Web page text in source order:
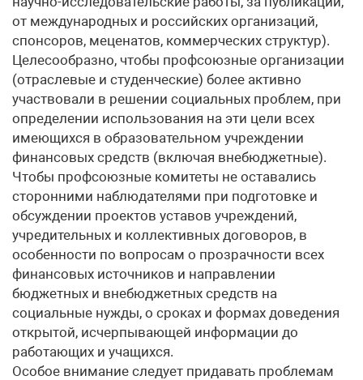
от международных и российских организаций,
спонсоров, меценатов, коммерческих структур).
Целесообразно, чтобы профсоюзные организации
(отраслевые и студенческие) более активно
участвовали в решении социальных проблем, при
определении использования на эти цели всех
имеющихся в образовательном учреждении
финансовых средств (включая внебюджетные).
Чтобы профсоюзные комитеты не оставались
сторонними наблюдателями при подготовке и
обсуждении проектов уставов учреждений,
учредительных и коллективных договоров, в
особенности по вопросам о прозрачности всех
финансовых источников и направлении
бюджетных и внебюджетных средств на
социальные нужды, о сроках и формах доведения
открытой, исчерпывающей информации до
работающих и учащихся.
Особое внимание следует придавать проблемам